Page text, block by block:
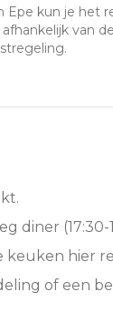
Epe kun je het
van
diner (17:30-
hier
of een